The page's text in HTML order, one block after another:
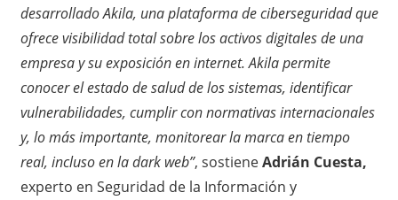
desarrollado Akila, una plataforma de ciberseguridad que
ofrece visibilidad total sobre los activos digitales de una
empresa y su exposición en internet. Akila permite
conocer el estado de salud de los sistemas, identificar
vulnerabilidades, cumplir con normativas internacionales
y, lo más importante, monitorear la marca en tiempo
real, incluso en la dark web”, sostieneAdrián Cuesta,
experto en Seguridad de la Información y